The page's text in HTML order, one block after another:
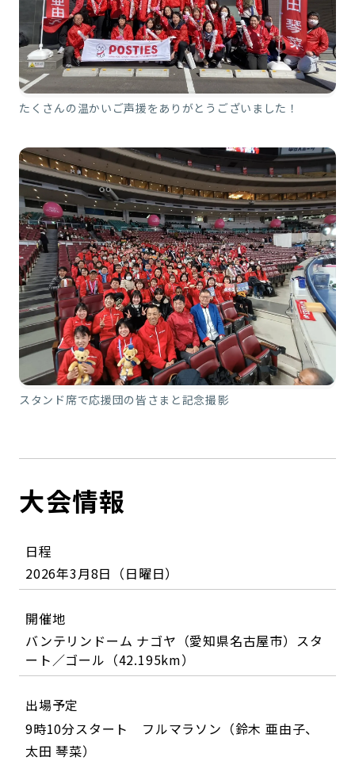
たくさんの温かいご声援をありがとうございました！
スタンド席で応援団の皆さまと記念撮影
大会情報
日程
2026年3月8日（日曜日）
開催地
バンテリンドーム ナゴヤ（愛知県名古屋市）スタ
ート／ゴール（42.195km）
出場予定
9時10分スタート フルマラソン（鈴木 亜由子、
太田 琴菜）